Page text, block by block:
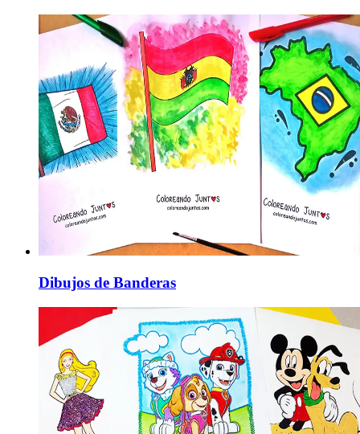
Dibujos de Banderas